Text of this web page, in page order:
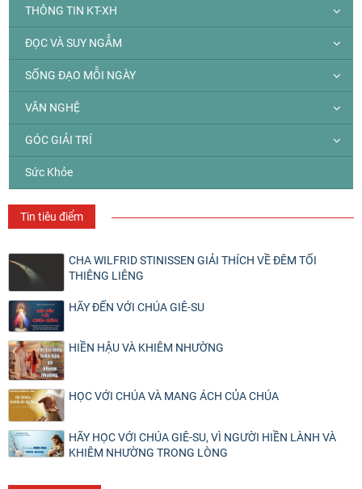
THÔNG TIN KT-XH
ĐỌC VÀ SUY NGẪM
SỐNG ĐẠO MỖI NGÀY
VĂN NGHỆ
GÓC GIẢI TRÍ
Sức Khỏe
Tin tiêu điểm
CHA WILFRID STINISSEN GIẢI THÍCH VỀ ĐÊM TỐI
THIÊNG LIÊNG
HÃY ĐẾN VỚI CHÚA GIÊ-SU
HIỀN HẬU VÀ KHIÊM NHƯỜNG
HỌC VỚI CHÚA VÀ MANG ÁCH CỦA CHÚA
HÃY HỌC VỚI CHÚA GIÊ-SU, VÌ NGƯỜI HIỀN LÀNH VÀ
KHIÊM NHƯỜNG TRONG LÒNG